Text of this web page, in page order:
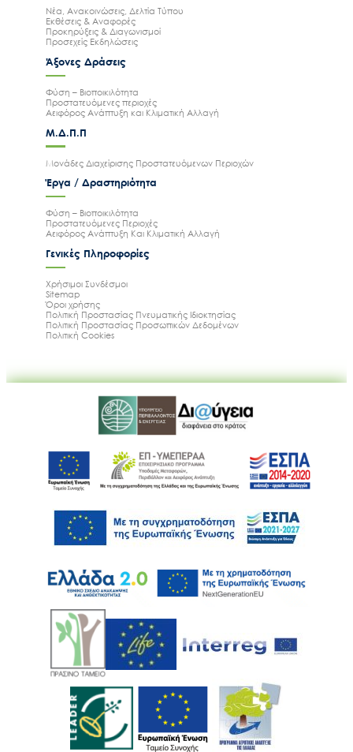
Νέα, Ανακοινώσεις, Δελτία Τύπου
Εκθέσεις & Αναφορές
Προκηρύξεις & Διαγωνισμοί
Προσεχείς Εκδηλώσεις
Άξονες Δράσεις
Φύση – Βιοποικιλότητα
Προστατευόμενες περιοχές
Αειφόρος Ανάπτυξη και Κλιματική Αλλαγή
Μ.Δ.Π.Π
Μονάδες Διαχείρισης Προστατευόμενων Περιοχών
Έργα / Δραστηριότητα
Φύση – Βιοποικιλότητα
Προστατευόμενες Περιοχές
Αειφόρος Ανάπτυξη Και Κλιματική Αλλαγή
Γενικές Πληροφορίες
Χρήσιμοι Συνδέσμοι
Sitemap
Όροι χρήσης
Πολιτική Προστασίας Πνευματικής Ιδιοκτησίας
Πολιτική Προστασίας Προσωπικών Δεδομένων
Πολιτική Cookies